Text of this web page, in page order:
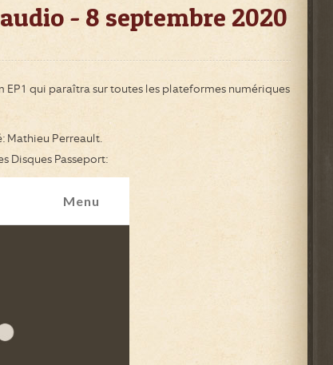
- 8 septembre 2020
qui paraîtra sur toutes les plateformes numériques
Mathieu Perreault.
Disques Passeport: